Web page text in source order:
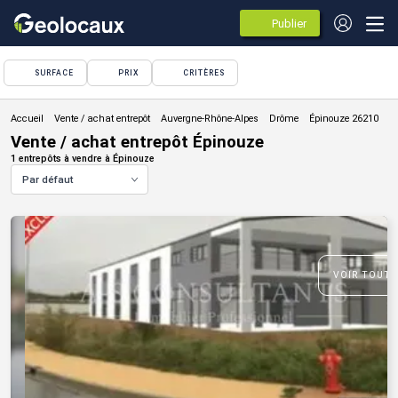
Publier
des
annonces
SURFACE PRIX CRITÈRES
Vente / achat entrepôt
Vente / achat entrepôt Épinouze
1 entrepôts à vendre à Épinouze
Par défaut
VOIR